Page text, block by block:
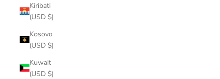
Kiribati
(USD $)
Kosovo
(USD $)
Kuwait
(USD $)